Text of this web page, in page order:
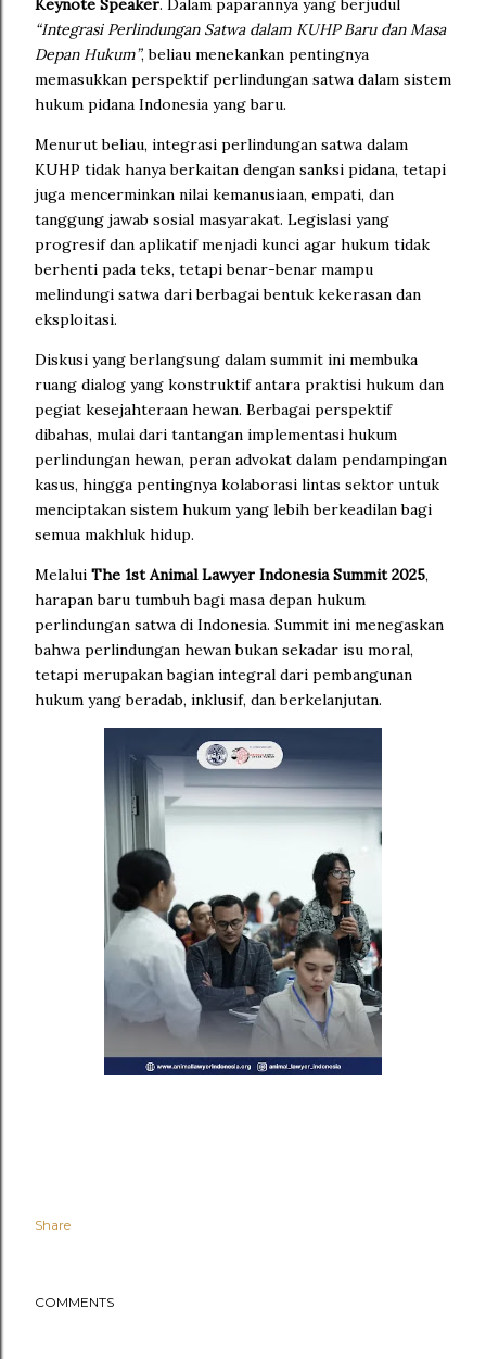
Keynote Speaker. Dalam paparannya yang berjudul
“Integrasi Perlindungan Satwa dalam KUHP Baru dan Masa
Depan Hukum”, beliau menekankan pentingnya
memasukkan perspektif perlindungan satwa dalam sistem
hukum pidana Indonesia yang baru.
Menurut beliau, integrasi perlindungan satwa dalam
KUHP tidak hanya berkaitan dengan sanksi pidana, tetapi
juga mencerminkan nilai kemanusiaan, empati, dan
tanggung jawab sosial masyarakat. Legislasi yang
progresif dan aplikatif menjadi kunci agar hukum tidak
berhenti pada teks, tetapi benar-benar mampu
melindungi satwa dari berbagai bentuk kekerasan dan
eksploitasi.
Diskusi yang berlangsung dalam summit ini membuka
ruang dialog yang konstruktif antara praktisi hukum dan
pegiat kesejahteraan hewan. Berbagai perspektif
dibahas, mulai dari tantangan implementasi hukum
perlindungan hewan, peran advokat dalam pendampingan
kasus, hingga pentingnya kolaborasi lintas sektor untuk
menciptakan sistem hukum yang lebih berkeadilan bagi
semua makhluk hidup.
Melalui The 1st Animal Lawyer Indonesia Summit 2025,
harapan baru tumbuh bagi masa depan hukum
perlindungan satwa di Indonesia. Summit ini menegaskan
bahwa perlindungan hewan bukan sekadar isu moral,
tetapi merupakan bagian integral dari pembangunan
hukum yang beradab, inklusif, dan berkelanjutan.
Share
COMMENTS